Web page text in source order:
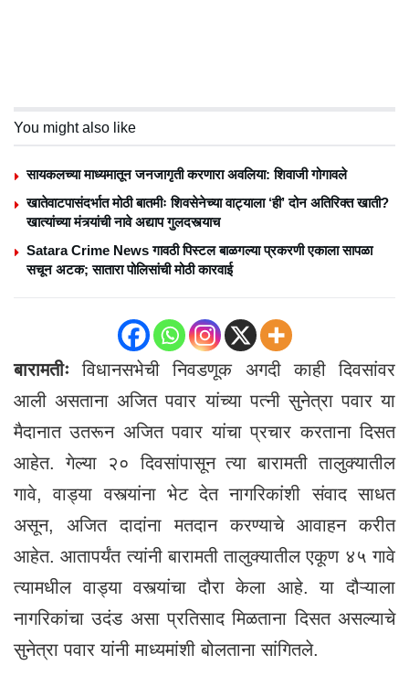
You might also like
सायकलच्या माध्यमातून जनजागृती करणारा अवलिया: शिवाजी गोगावले
खातेवाटपासंदर्भात मोठी बातमीः शिवसेनेच्या वाट्याला ‘ही’ दोन अतिरिक्त खाती?
खात्यांच्या मंत्र्यांची नावे अद्याप गुलदस्त्याच
Satara Crime News गावठी पिस्टल बाळगल्या प्रकरणी एकाला सापळा
सचून अटक; सातारा पोलिसांची मोठी कारवाई
बारामतीः विधानसभेची निवडणूक अगदी काही दिवसांवर
आली असताना अजित पवार यांच्या पत्नी सुनेत्रा पवार या
मैदानात उतरून अजित पवार यांचा प्रचार करताना दिसत
आहेत. गेल्या २० दिवसांपासून त्या बारामती तालुक्यातील
गावे, वाड्या वस्त्यांना भेट देत नागरिकांशी संवाद साधत
असून, अजित दादांना मतदान करण्याचे आवाहन करीत
आहेत. आतापर्यंत त्यांनी बारामती तालुक्यातील एकूण ४५ गावे
त्यामधील वाड्या वस्त्यांचा दौरा केला आहे. या दौऱ्याला
नागरिकांचा उदंड असा प्रतिसाद मिळताना दिसत असल्याचे
सुनेत्रा पवार यांनी माध्यमांशी बोलताना सांगितले.